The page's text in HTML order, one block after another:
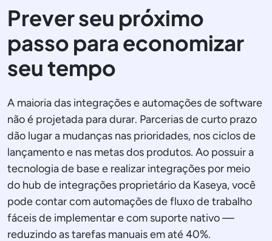
Prever seu próximo
passo para economizar
seu tempo
A maioria das integrações e automações de software
não é projetada para durar. Parcerias de curto prazo
dão lugar a mudanças nas prioridades, nos ciclos de
lançamento e nas metas dos produtos. Ao possuir a
tecnologia de base e realizar integrações por meio
do hub de integrações proprietário da Kaseya, você
pode contar com automações de fluxo de trabalho
fáceis de implementar e com suporte nativo —
reduzindo as tarefas manuais em até 40%.